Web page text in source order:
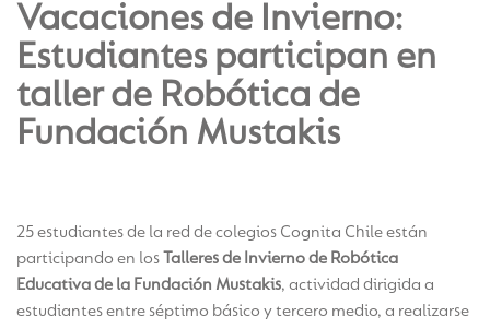
Vacaciones de Invierno:
Estudiantes participan en
taller de Robótica de
Fundación Mustakis
25 estudiantes de la red de colegios Cognita Chile están
participando en los
Talleres de Inviernode Robótica
Educativa de la Fundación Mustakis, actividad dirigida a
estudiantes entre séptimo básico y tercero medio, a realizarse